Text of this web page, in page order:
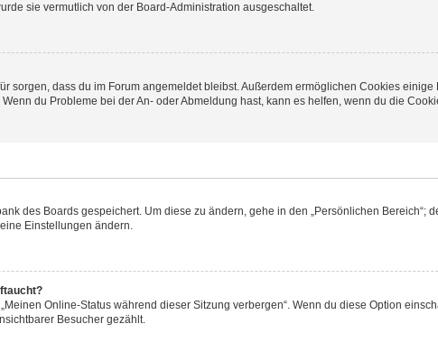
sie vermutlich von der Board-Administration ausgeschaltet.
sorgen, dass du im Forum angemeldet bleibst. Außerdem ermöglichen Cookies
du Probleme bei der An- oder Abmeldung hast, kann es helfen, wenn du die
des Boards gespeichert. Um diese zu ändern, gehe in den „Persönlichen Bereich“;
Einstellungen ändern.
Online-Status während dieser Sitzung verbergen“. Wenn du diese Option
Besucher gezählt.